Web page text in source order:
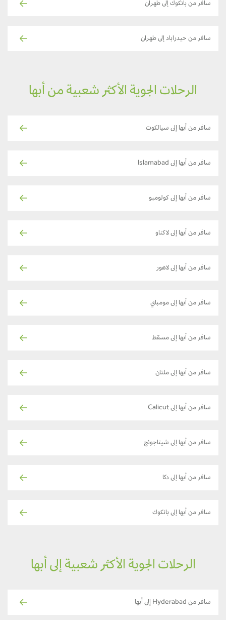
سافر من بانكوك إلى طهران
سافر من حيدراباد إلى طهران
الرحلات الجوية الأكثر شعبية من أبها
سافر من أبها إلى سيالكوت
سافر من أبها إلى Islamabad
سافر من أبها إلى كولومبو
سافر من أبها إلى لاكناو
سافر من أبها إلى لاهور
سافر من أبها إلى مومباي
سافر من أبها إلى مسقط
سافر من أبها إلى ملتان
سافر من أبها إلى Calicut
سافر من أبها إلى شيتاجونج
سافر من أبها إلى دكا
سافر من أبها إلى بانكوك
الرحلات الجوية الأكثر شعبية إلى أبها
سافر من Hyderabad إلى أبها